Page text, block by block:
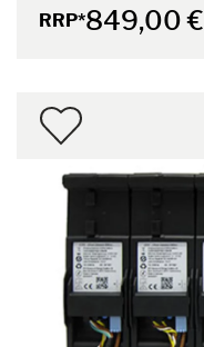
RRP*849,00 €